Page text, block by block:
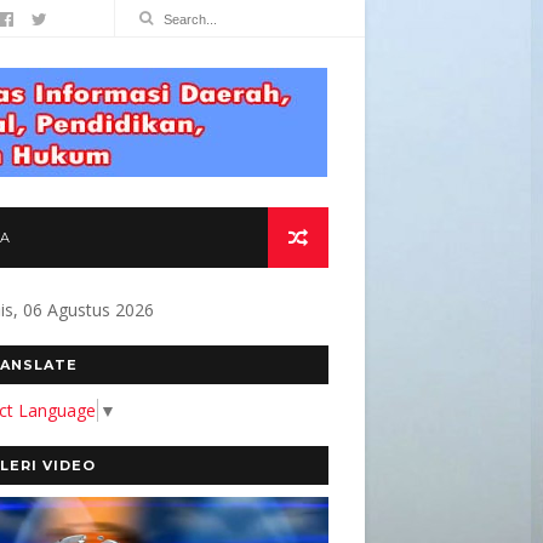
AKURAT DAN BERMANFAAT
06 Agustus 2026
Language ▼
VIDEO